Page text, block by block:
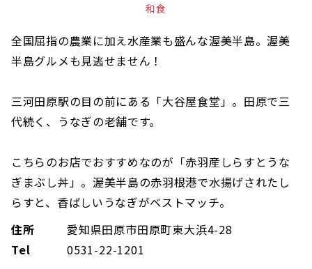
和食
全国屈指の農業に加え水産業も盛んな渥美半島。渥美
半島グルメも見逃せません！
三河田原駅の目の前にある「大谷屋食堂」。田原で三
代続く、うなぎの老舗です。
こちらのお店でおすすめなのが「赤羽産しらすとうな
ぎまぶし丼」。渥美半島の赤羽根港で水揚げされたし
らすと、香ばしいうなぎがベストマッチ。
住所
愛知県田原市田原町東大浜4-28
Tel
0531-22-1201